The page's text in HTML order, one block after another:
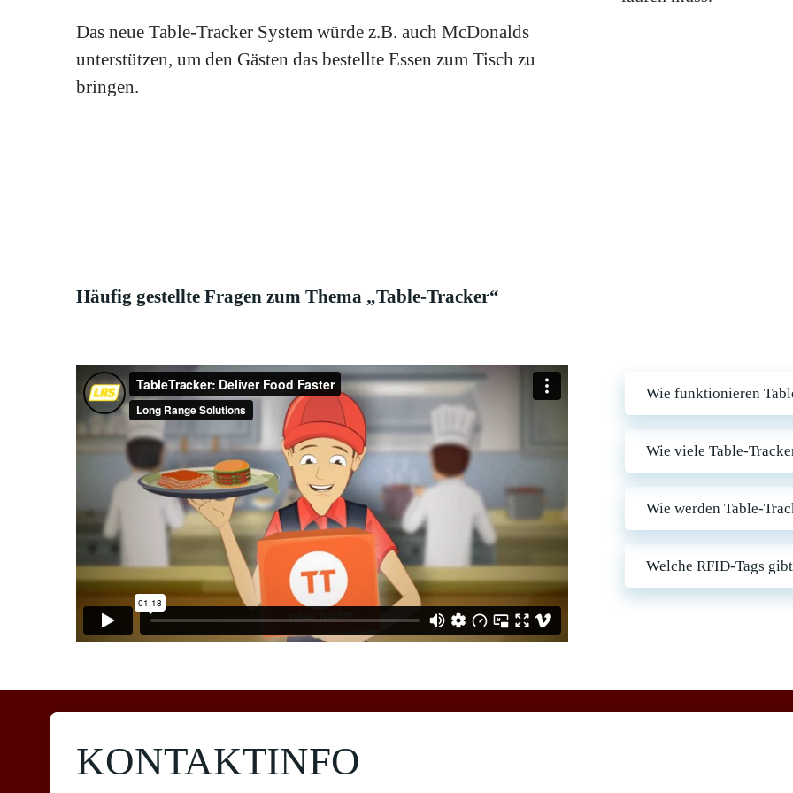
Das neue Table-Tracker System würde z.B. auch McDonalds
unterstützen, um den Gästen das bestellte Essen zum Tisch zu
bringen.
Häufig gestellte Fragen zum Thema „Table-Tracker“
Wie funktionieren
Wie viele Table-
Wie werden Table-
Welche RFID-Tags gibt
KONTAKTINFO